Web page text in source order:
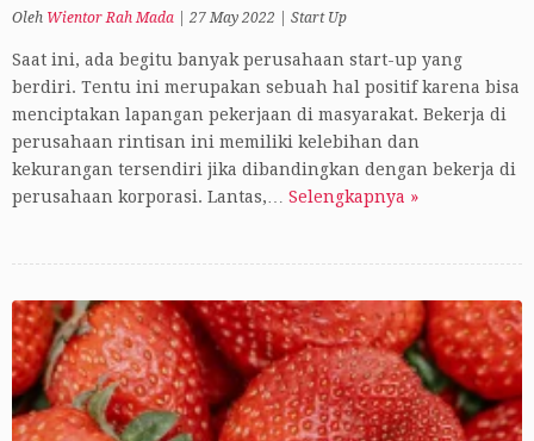
Oleh Wientor Rah Mada 27 May 2022 Start Up
Saat ini, ada begitu banyak perusahaan start-up yang
berdiri. Tentu ini merupakan sebuah hal positif karena bisa
menciptakan lapangan pekerjaan di masyarakat. Bekerja di
perusahaan rintisan ini memiliki kelebihan dan
kekurangan tersendiri jika dibandingkan dengan bekerja di
perusahaan korporasi. Lantas,… Selengkapnya »